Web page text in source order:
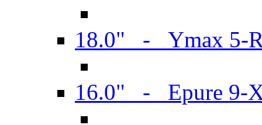
18.0" - Ymax 5-
16.0" - Epure 9-